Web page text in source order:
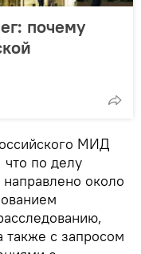
почему
МИД
что по делу
около
с запросом